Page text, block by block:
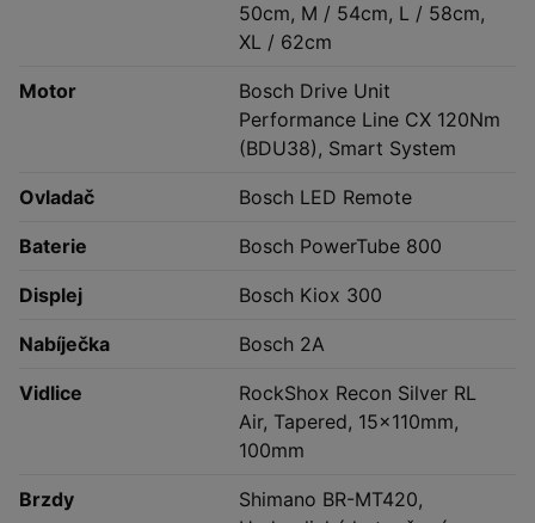
50cm, M / 54cm, L / 58cm,
XL / 62cm
Motor
Bosch Drive Unit
Performance Line CX 120Nm
(BDU38), Smart System
Ovladač Bosch LED Remote
Baterie Bosch PowerTube 800
Displej Bosch Kiox 300
Nabíječka Bosch 2A
Vidlice
RockShox Recon Silver RL
Air, Tapered, 15x110mm,
100mm
Brzdy
Shimano BR-MT420,